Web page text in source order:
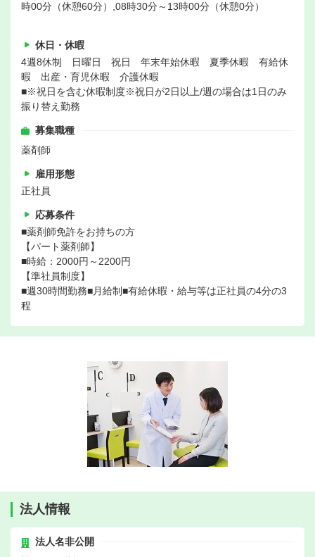
時00分（休憩60分）,08時30分～13時00分（休憩0分）
休日・休暇
4週8休制 日曜日 祝日 年末年始休暇 夏季休暇 有給休
暇 出産・育児休暇 介護休暇
■※祝日を含む休暇制度※祝日が2日以上/週の場合は1日のみ
振り替え勤務
募集職種
薬剤師
雇用形態
正社員
応募条件
■薬剤師免許をお持ちの方
【パート薬剤師】
■時給：2000円～2200円
【準社員制度】
■週30時間勤務■月給制■有給休暇・給与等は正社員の4分の3
程
法人情報
法人名非公開